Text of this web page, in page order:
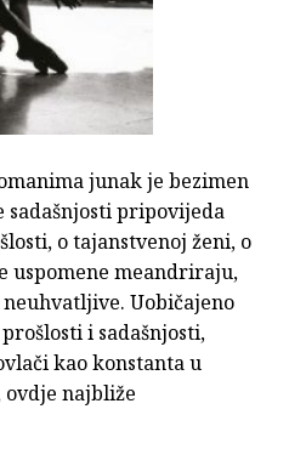
junak je bezimen
pripovijeda
o tajanstvenoj ženi, o
uspomene meandriraju,
Uobičajeno
i sadašnjosti,
kao konstanta u
najbliže